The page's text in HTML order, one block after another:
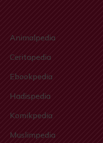
Animalpedia
Ceritapedia
Ebookpedia
Hadispedia
Komikpedia
Muslimpedia